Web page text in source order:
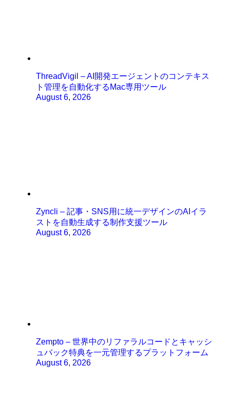
ThreadVigil – AI開発エージェントのコンテキス
ト管理を自動化するMac専用ツール
August 6, 2026
Zyncli – 記事・SNS用に統一デザインのAIイラ
ストを自動生成する制作支援ツール
August 6, 2026
Zempto – 世界中のリファラルコードとキャッシ
ュバック特典を一元管理するプラットフォーム
August 6, 2026